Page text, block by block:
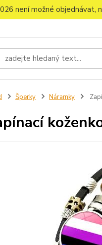
není možné
Šperky Náramky